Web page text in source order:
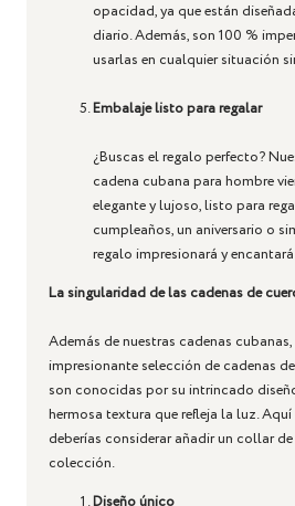
opacidad, ya que están
diario. Además, son 100 %
usarlas en cualquier situación
Embalaje listo para regalar
¿Buscas el regalo perfecto?
cadena cubana para hombre
elegante y lujoso, listo para
cumpleaños, un aniversario o
regalo impresionará y
La singularidad de las cadenas de
Además de nuestras cadenas
impresionante selección de cadenas
son conocidas por su intrincado
hermosa textura que refleja la luz.
deberías considerar añadir un collar
colección.